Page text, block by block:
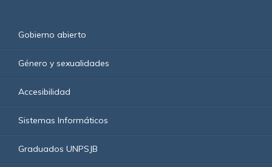
Gobierno abierto
Género y sexualidades
Accesibilidad
Sistemas Informáticos
Graduados UNPSJB